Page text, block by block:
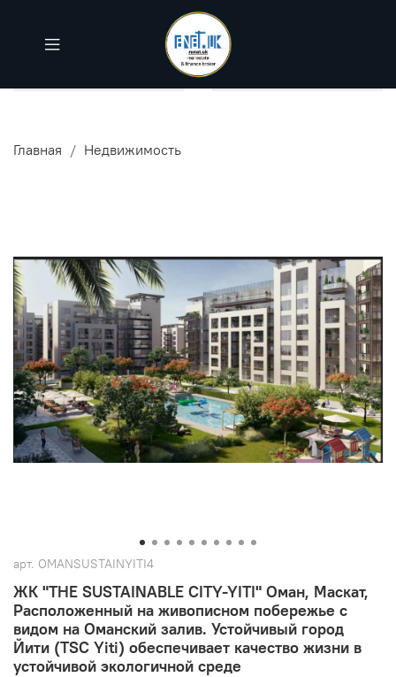
Главная Недвижимость
арт. OMANSUSTAINYITI4
ЖК "THE SUSTAINABLE CITY-YITI" Оман, Маскат,
Расположенный на живописном побережье с
видом на Оманский залив. Устойчивый город
Йити (TSC Yiti) обеспечивает качество жизни в
устойчивой экологичной среде